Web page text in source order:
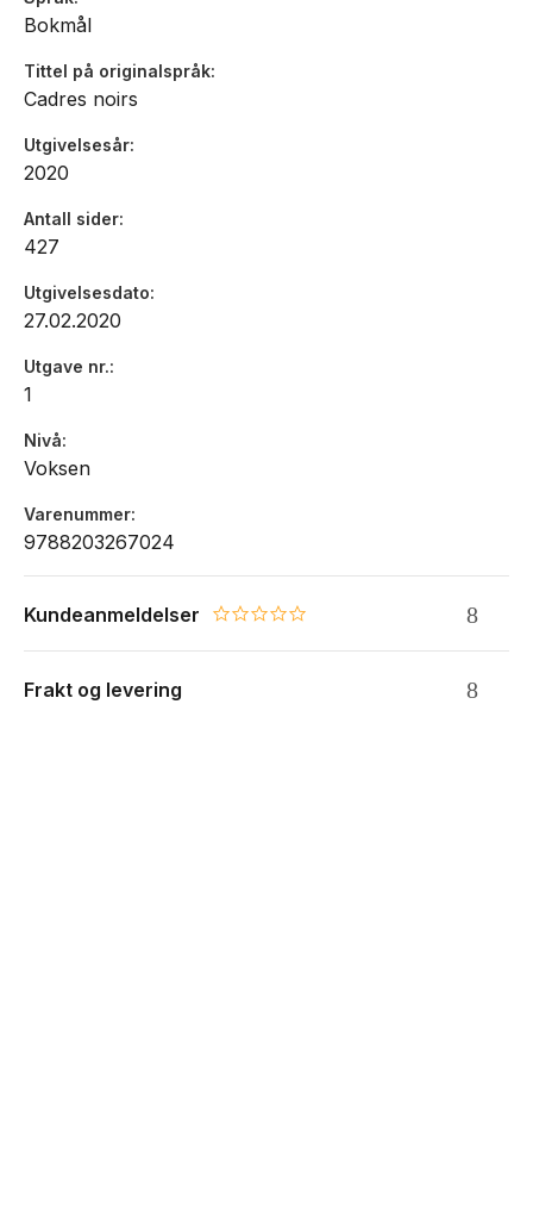
Bokmål
Tittel på originalspråk
Cadres noirs
Utgivelsesår
2020
Antall sider
427
Utgivelsesdato
27.02.2020
Utgave nr.
1
Nivå
Voksen
Varenummer
9788203267024
Kundeanmeldelser 0.0 star rating
Frakt og levering